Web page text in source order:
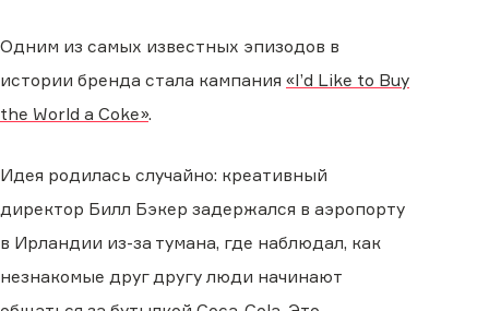
Одним из самых известных эпизодов в
истории бренда стала кампания «I’d Like to Buy
the World a Coke».
Идея родилась случайно: креативный
директор Билл Бэкер задержался в аэропорту
в Ирландии из-за тумана, где наблюдал, как
незнакомые друг другу люди начинают